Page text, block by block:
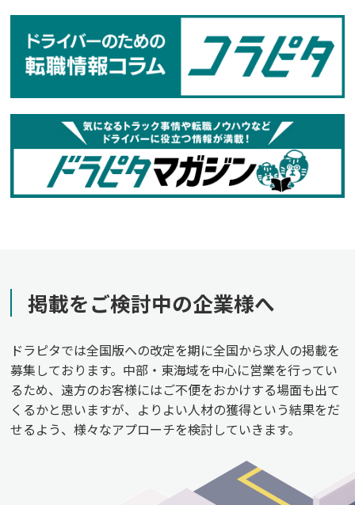
掲載をご検討中の企業様へ
ドラピタでは全国版への改定を期に全国から求人の掲載を
募集しております。中部・東海域を中心に営業を行ってい
るため、遠方のお客様にはご不便をおかけする場面も出て
くるかと思いますが、よりよい人材の獲得という結果をだ
せるよう、様々なアプローチを検討していきます。